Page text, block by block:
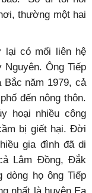
Trung – Tây
mặn mà. Lão
dân tộc Tày.
cũng như cả
là người Tày và
ít thôi và tập
“Sở dĩ tôi hỏi
thường một hai
lại có mối liên hệ